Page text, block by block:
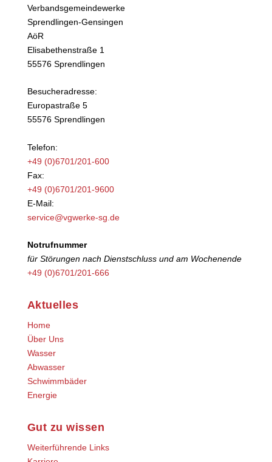
Verbandsgemeindewerke
Sprendlingen-Gensingen
AöR
Elisabethenstraße 1
55576 Sprendlingen
Besucheradresse:
Europastraße 5
55576 Sprendlingen
Telefon:
+49 (0)6701/201-600
Fax:
+49 (0)6701/201-9600
E-Mail:
service@vgwerke-sg.de
Notrufnummer
für Störungen nach Dienstschluss und am Wochenende
+49 (0)6701/201-666
Aktuelles
Home
Über Uns
Wasser
Abwasser
Schwimmbäder
Energie
Gut zu wissen
Weiterführende Links